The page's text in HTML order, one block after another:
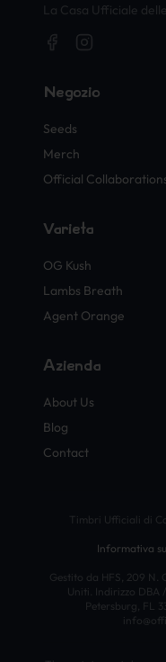
La Casa Ufficiale
Negozio
Seeds
Merch
Official
Varietà
OG Kush
Lambs Breath
Agent Orange
Azienda
About Us
Blog
Contact
Timbri Ufficiali di
Informativa
Gestito da HFS, 209 N.
Uniti. Indirizzo DBA
Petersburg, FL